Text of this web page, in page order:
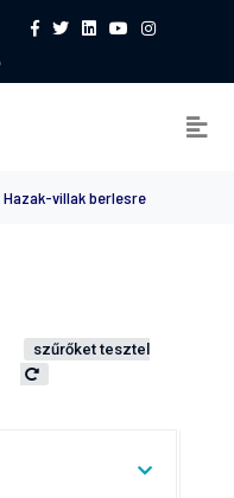
Hazak-villak berlesre
szűrőket tesztel